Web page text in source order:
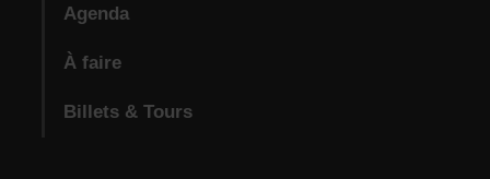
Agenda
À faire
Billets & Tours